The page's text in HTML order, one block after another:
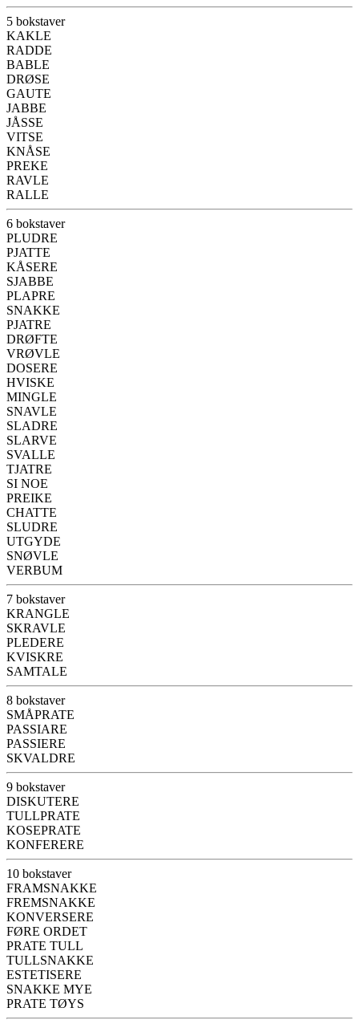
5 bokstaver
KAKLE
RADDE
BABLE
DRØSE
GAUTE
JABBE
JÅSSE
VITSE
KNÅSE
PREKE
RAVLE
RALLE
6 bokstaver
PLUDRE
PJATTE
KÅSERE
SJABBE
PLAPRE
SNAKKE
PJATRE
DRØFTE
VRØVLE
DOSERE
HVISKE
MINGLE
SNAVLE
SLADRE
SLARVE
SVALLE
TJATRE
SI NOE
PREIKE
CHATTE
SLUDRE
UTGYDE
SNØVLE
VERBUM
7 bokstaver
KRANGLE
SKRAVLE
PLEDERE
KVISKRE
SAMTALE
8 bokstaver
SMÅPRATE
PASSIARE
PASSIERE
SKVALDRE
9 bokstaver
DISKUTERE
TULLPRATE
KOSEPRATE
KONFERERE
10 bokstaver
FRAMSNAKKE
FREMSNAKKE
KONVERSERE
FØRE ORDET
PRATE TULL
TULLSNAKKE
ESTETISERE
SNAKKE MYE
PRATE TØYS